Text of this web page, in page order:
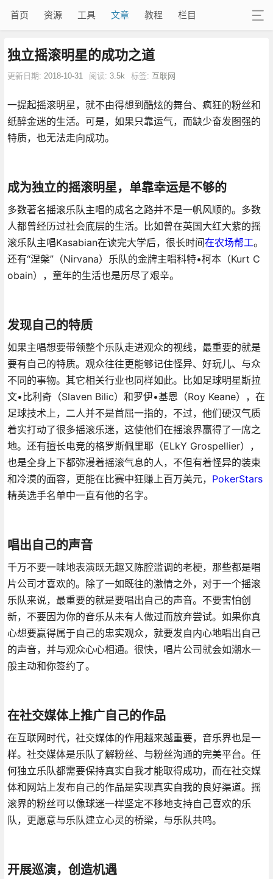
首页 资源 工具 文章 教程 栏目
独立摇滚明星的成功之道
更新日期: 2018-10-31 阅读: 3.5k 标签: 互联网
一提起摇滚明星，就不由得想到酷炫的舞台、疯狂的粉丝和
纸醉金迷的生活。可是，如果只靠运气，而缺少奋发图强的
特质，也无法走向成功。
成为独立的摇滚明星，单靠幸运是不够的
多数著名摇滚乐队主唱的成名之路并不是一帆风顺的。多数
人都曾经历过社会底层的生活。比如曾在英国大红大紫的摇
滚乐队主唱Kasabian在读完大学后，很长时间在农场帮工。
还有“涅槃”（Nirvana）乐队的金牌主唱科特•柯本（Kurt C
obain），童年的生活也是历尽了艰辛。
发现自己的特质
如果主唱想要带领整个乐队走进观众的视线，最重要的就是
要有自己的特质。观众往往更能够记住怪异、好玩儿、与众
不同的事物。其它相关行业也同样如此。比如足球明星斯拉
文•比利奇（Slaven Bilic）和罗伊•基恩（Roy Keane），在
足球技术上，二人并不是首屈一指的，不过，他们硬汉气质
着实打动了很多摇滚乐迷，这使他们在摇滚界赢得了一席之
地。还有擅长电竞的格罗斯佩里耶（ELkY Grospellier），
也是全身上下都弥漫着摇滚气息的人，不但有着怪异的装束
和冷漠的面容，更能在比赛中狂赚上百万美元， PokerStars
精英选手名单中一直有他的名字。
唱出自己的声音
千万不要一味地表演既无趣又陈腔滥调的老梗，那些都是唱
片公司才喜欢的。除了一如既往的激情之外，对于一个摇滚
乐队来说，最重要的就是要唱出自己的声音。不要害怕创
新，不要因为你的音乐从未有人做过而放弃尝试。如果你真
心想要赢得属于自己的忠实观众，就要发自内心地唱出自己
的声音，并与观众心心相通。很快，唱片公司就会如潮水一
般主动和你签约了。
在社交媒体上推广自己的作品
在互联网时代，社交媒体的作用越来越重要，音乐界也是一
样。社交媒体是乐队了解粉丝、与粉丝沟通的完美平台。任
何独立乐队都需要保持真实自我才能取得成功，而在社交媒
体和网站上发布自己的作品是实现真实自我的良好渠道。摇
滚界的粉丝可以像球迷一样坚定不移地支持自己喜欢的乐
队，更愿意与乐队建立心灵的桥梁，与乐队共鸣。
开展巡演，创造机遇